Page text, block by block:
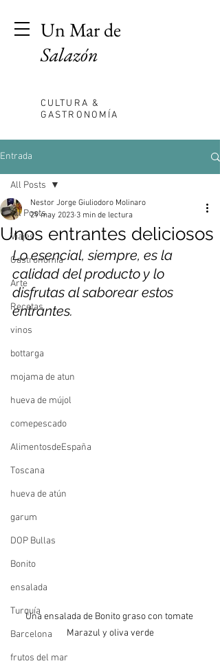
Un Mar de
Salazón
CULTURA &
GASTRONOMÍA
Entrada
All Posts
Viajes
Gastronomia
Arte
Recetas
vinos
bottarga
mojama de atun
hueva de mújol
comepescado
AlimentosdeEspaña
Toscana
hueva de atún
garum
DOP Bullas
Bonito
ensalada
Turquía
Barcelona
frutos del mar
All Posts
Unos entrantes deliciosos
Nestor Jorge Giuliodoro Molinaro
29 may 2023 3 min de lectura
Lo esencial, siempre, es la
calidad del producto y lo
disfrutas al saborear estos
entrantes.
Una ensalada de Bonito graso con tomate
Marazul y oliva verde